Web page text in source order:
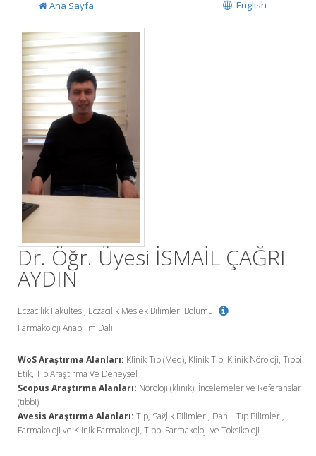
English
Ana Sayfa
Dr. Öğr. Üyesi İSMAİL ÇAĞRI
AYDIN
Eczacılık Fakültesi, Eczacılık Meslek Bilimleri Bölümü
Farmakoloji Anabilim Dalı
WoS Araştırma Alanları: Klinik Tıp (Med), Klinik Tıp, Klinik Nöroloji, Tıbbi
Etik, Tıp Araştırma Ve Deneysel
Scopus Araştırma Alanları: Nöroloji (klinik), İncelemeler ve Referanslar
(tıbbi)
Avesis Araştırma Alanları: Tıp, Sağlık Bilimleri, Dahili Tıp Bilimleri,
Farmakoloji ve Klinik Farmakoloji, Tıbbi Farmakoloji ve Toksikoloji